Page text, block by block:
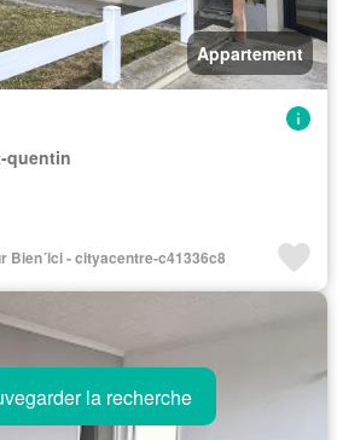
Appartement
quentin
Bien´ici - cityacentre-c41336c8
la recherche